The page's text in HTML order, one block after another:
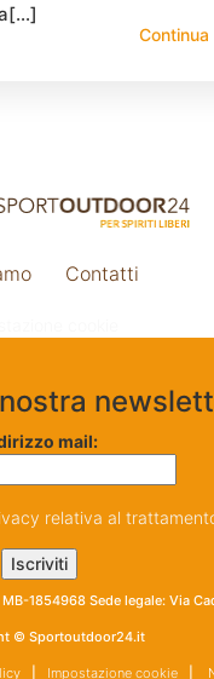
Continua
Contatti
mail:
relativa al
1854968 Sede legale: Via
© Sportoutdoor24.it
| Impostazione cookie|